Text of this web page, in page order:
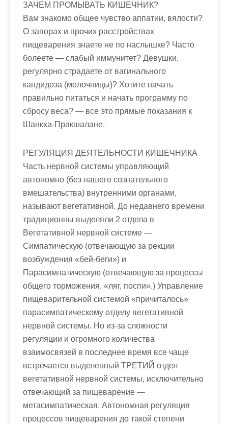
ЗАЧЕМ ПРОМЫВАТЬ КИШЕЧНИК?
Вам знакомо общее чувство аппатии, вялости?
О запорах и прочих расстройствах
пищеварения знаете не по наслышке? Часто
болеете — слабый иммунитет? Девушки,
регулярно страдаете от вагинального
кандидоза (молочницы)? Хотите начать
правильно питаться и начать программу по
сбросу веса? — все это прямые показания к
Шанкха-Пракшалане.
РЕГУЛЯЦИЯ ДЕЯТЕЛЬНОСТИ КИШЕЧНИКА
Часть нервной системы управляющий
автономно (без нашего сознательного
вмешательства) внутренними органами,
называют вегетативной. До недавнего времени
традиционны выделяли 2 отдела в
Вегетативной нервной системе —
Симпатическую (отвечающую за рекции
возбуждения «бей-беги») и
Парасимпатическую (отвечающую за процессы
общего торможения, «ляг, поспи».) Управление
пищеварительной системой «причиталось»
парасимпатическому отделу вегетативной
нервной системы. Но из-за сложности
регуляции и огромного количества
взаимосвязей в последнее время все чаще
встречается выделенный ТРЕТИЙ отдел
вегетативной нервной системы, исключительно
отвечающий за пищеварение —
метасимпатическая. Автономная регуляция
процессов пищеварения до такой степени